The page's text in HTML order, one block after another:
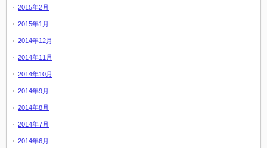
2015年2月
2015年1月
2014年12月
2014年11月
2014年10月
2014年9月
2014年8月
2014年7月
2014年6月